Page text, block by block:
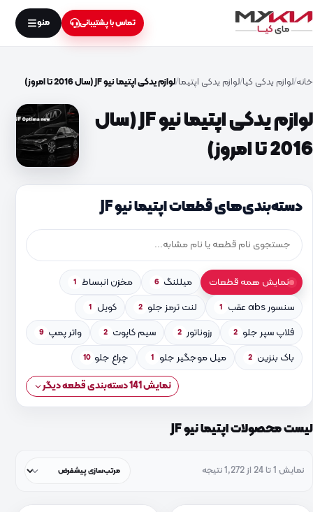
تماس با پشتیبانی منو
خانه لوازم یدکی کیا لوازم یدکی اپتیما لوازم یدکی اپتیما نیو JF (سال 2016 تا امروز)
لوازم یدکی اپتیما نیو JF (سال
2016 تا امروز)
دسته‌بندی‌های قطعات اپتیما نیو JF
نمایش همه قطعات میللنگ 6 مخزن انبساط 1
سنسور abs عقب 1 لنت ترمز جلو 2 کویل 1
فلاپ سپر جلو 2 رزوناتور 2 سیم کاپوت 2 واتر پمپ 9
باک بنزین 2 میل موجگیر جلو 1 چراغ جلو 10
نمایش 141 دسته‌بندی قطعه دیگر
لیست محصولات اپتیما نیو JF
نمایش 1 تا 24 از 1,272 نتیجه